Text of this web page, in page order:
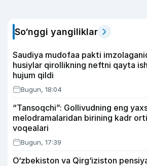
So‘nggi yangiliklar
Saudiya mudofaa pakti
husiylar qirollikning neftni qayta
hujum qildi
Bugun, 18:04
“Tansoqchi”: Gollivudning eng
melodramalaridan birining kadr
voqealari
Bugun, 17:39
O‘zbekiston va Qirg‘iziston